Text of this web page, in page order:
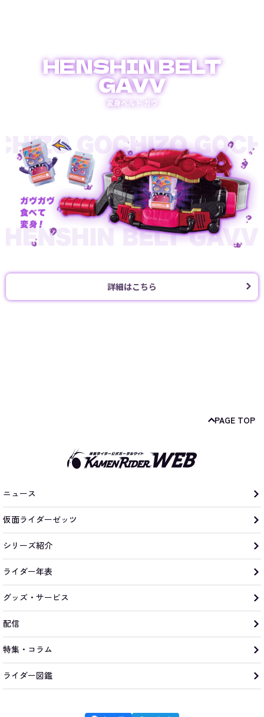
HENSHIN BELT
GAVV
変身ベルト ガヴ
詳細はこちら
PAGE TOP
ニュース
仮面ライダーゼッツ
シリーズ紹介
ライダー年表
グッズ・サービス
配信
特集・コラム
ライダー図鑑